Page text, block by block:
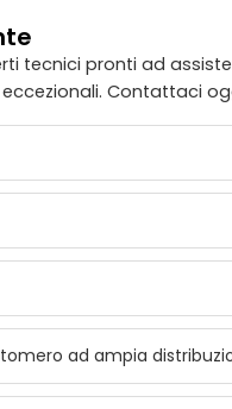
tecnici pronti ad
Contattaci